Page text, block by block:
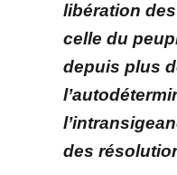
libération
celle du
depuis plus
des